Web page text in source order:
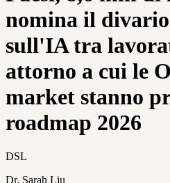
nomina il
sull'IA tra
attorno a cui le
market stanno
roadmap 2026
DSL
Dr. Sarah Liu